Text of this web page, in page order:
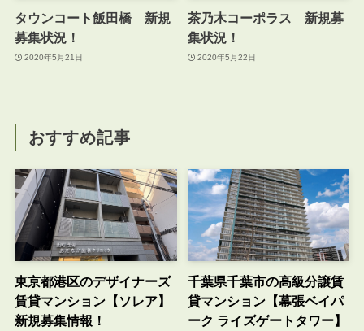
タウンコート飯田橋 新規
募集状況！
2020年5月21日
茶乃木コーポラス 新規募
集状況！
2020年5月22日
おすすめ記事
東京都港区のデザイナーズ
賃貸マンション【ソレア】
新規募集情報！
千葉県千葉市の高級分譲賃
貸マンション【幕張ベイパ
ーク ライズゲートタワー】